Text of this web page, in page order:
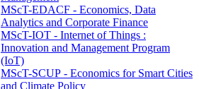
MScT-EDACF - Economics, Data
Analytics and Corporate Finance
MScT-IOT - Internet of Things :
Innovation and Management Program
(IoT)
MScT-SCUP - Economics for Smart Cities
and Climate Policy